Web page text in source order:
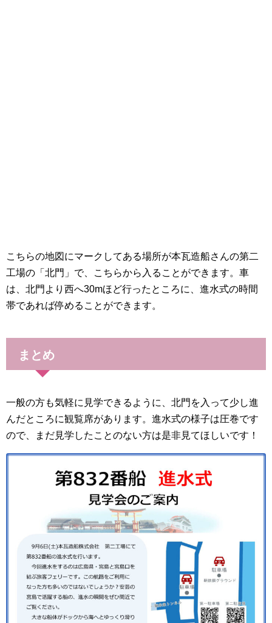
こちらの地図にマークしてある場所が本瓦造船さんの第二
工場の「北門」で、こちらから入ることができます。車
は、北門より西へ30mほど行ったところに、進水式の時間
帯であれば停めることができます。
まとめ
一般の方も気軽に見学できるように、北門を入って少し進
んだところに観覧席があります。進水式の様子は圧巻です
ので、まだ見学したことのない方は是非見てほしいです！